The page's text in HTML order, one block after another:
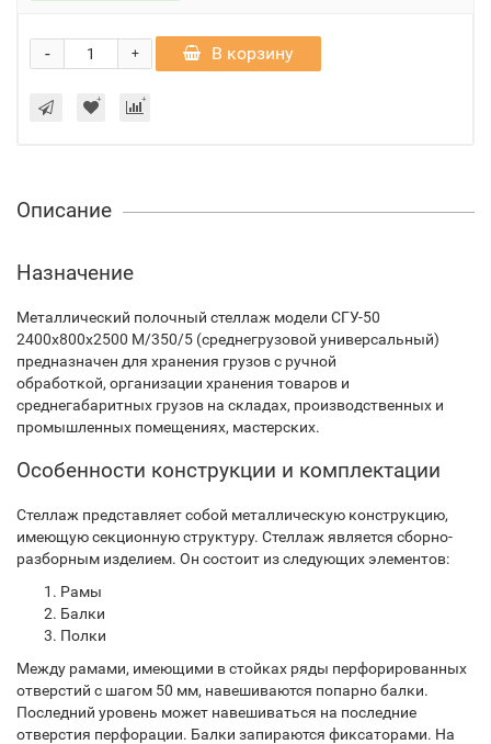
+
- В корзину
Описание
Назначение
Металлический полочный стеллаж модели СГУ-50
2400х800х2500 М/350/5 (среднегрузовой универсальный)
предназначен для хранения грузов с ручной
обработкой, организации хранения товаров и
среднегабаритных грузов на складах, производственных и
промышленных помещениях, мастерских.
Особенности конструкции и комплектации
Стеллаж представляет собой металлическую конструкцию,
имеющую секционную структуру. Стеллаж является сборно-
разборным изделием. Он состоит из следующих элементов:
Рамы
Балки
Полки
Между рамами, имеющими в стойках ряды перфорированных
отверстий с шагом 50 мм, навешиваются попарно балки.
Последний уровень может навешиваться на последние
отверстия перфорации. Балки запираются фиксаторами. На